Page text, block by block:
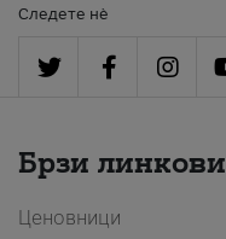
Следете нè
Брзи линкови
Ценовници